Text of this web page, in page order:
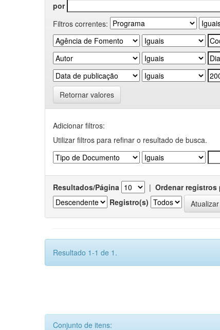
por
Filtros correntes:
Retornar valores
Adicionar filtros:
Utilizar filtros para refinar o resultado de busca.
Resultados/Página | Ordenar registros
Registro(s)
Resultado 1-1 de 1.
Conjunto de itens: